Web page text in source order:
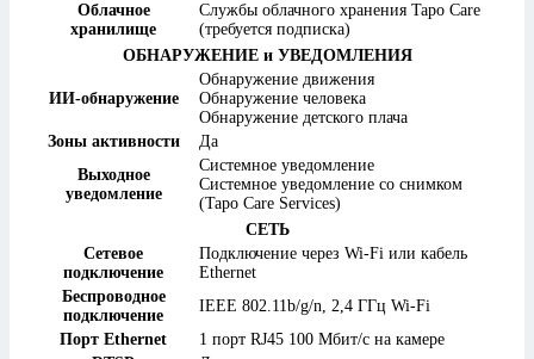
Облачное
хранилище
Службы облачного хранения Tapo Care
(требуется подписка)
ОБНАРУЖЕНИЕ и УВЕДОМЛЕНИЯ
ИИ-обнаружение
Обнаружение движения
Обнаружение человека
Обнаружение детского плача
Зоны активности
Да
Выходное
уведомление
Системное уведомление
Системное уведомление со снимком
(Tapo Care Services)
СЕТЬ
Сетевое
подключение
Подключение через Wi-Fi или кабель
Ethernet
Беспроводное
подключение
IEEE 802.11b/g/n, 2,4 ГГц Wi-Fi
Порт Ethernet
1 порт RJ45 100 Мбит/с на камере